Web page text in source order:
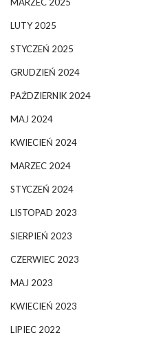
LUTY 2025
STYCZEŃ 2025
GRUDZIEŃ 2024
PAŹDZIERNIK 2024
MAJ 2024
KWIECIEŃ 2024
MARZEC 2024
STYCZEŃ 2024
LISTOPAD 2023
SIERPIEŃ 2023
CZERWIEC 2023
MAJ 2023
KWIECIEŃ 2023
LIPIEC 2022